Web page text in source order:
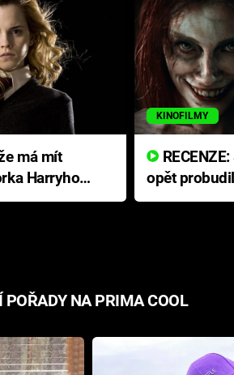
má mít
Harryho
KINOFILMY
opět
přichází s
POŘADY NA PRIMA COOL